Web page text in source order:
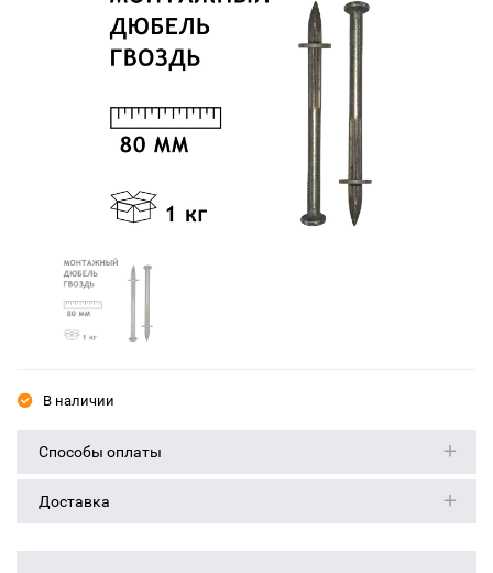
В наличии
Способы оплаты
Доставка